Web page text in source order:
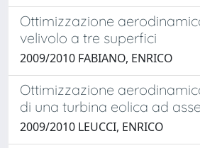
Ottimizzazione
velivolo a tre superfici
2009/2010 FABIANO, ENRICO
Ottimizzazione
di una turbina eolica ad
2009/2010 LEUCCI, ENRICO